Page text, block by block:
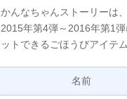
かんなちゃんストーリーは
2015年第4弾～2016年第1
ットできるごほうびアイテ
名前